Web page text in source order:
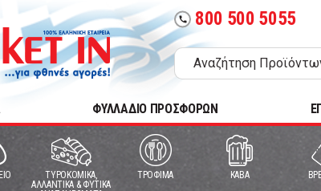
call 800 500 5055
ΦΥΛΛΑΔΙΟ ΠΡΟΣΦΟΡΩΝ
ΤΥΡΟΚΟΜΙΚΑ,
ΑΛΛΑΝΤΙΚΑ & ΦΥΤΙΚΑ
ΤΡΟΦΙΜΑ ΚΑΒΑ